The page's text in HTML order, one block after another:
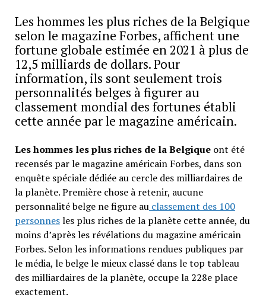
Les hommes les plus riches de la Belgique
selon le magazine Forbes, affichent une
fortune globale estimée en 2021 à plus de
12,5 milliards de dollars. Pour
information, ils sont seulement trois
personnalités belges à figurer au
classement mondial des fortunes établi
cette année par le magazine américain.
Les hommes les plus riches de la Belgiqueont été
recensés par le magazine américain Forbes, dans son
enquête spéciale dédiée au cercle des milliardaires de
la planète. Première chose à retenir, aucune
personnalité belge ne figure auclassement des 100
personnesles plus riches de la planète cette année, du
moins d’après les révélations du magazine américain
Forbes. Selon les informations rendues publiques par
le média, le belge le mieux classé dans le top tableau
des milliardaires de la planète, occupe la 228e place
exactement.